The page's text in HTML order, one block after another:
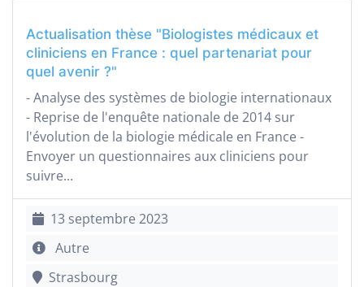
Actualisation thèse "Biologistes médicaux et
cliniciens en France : quel partenariat pour
quel avenir ?"
- Analyse des systèmes de biologie internationaux
- Reprise de l'enquête nationale de 2014 sur
l'évolution de la biologie médicale en France -
Envoyer un questionnaires aux cliniciens pour
suivre...
13 septembre 2023
Autre
Strasbourg